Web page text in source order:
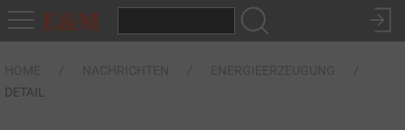
DETAIL